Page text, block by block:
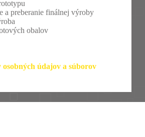
a preberanie finálnej výroby
obalov
osobných údajov a súborov